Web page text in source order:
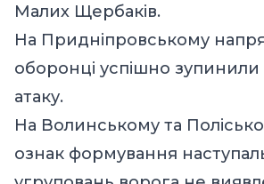
Малих Щербаків.
На Придніпровському
оборонці успішно
атаку.
На Волинському та
ознак формування